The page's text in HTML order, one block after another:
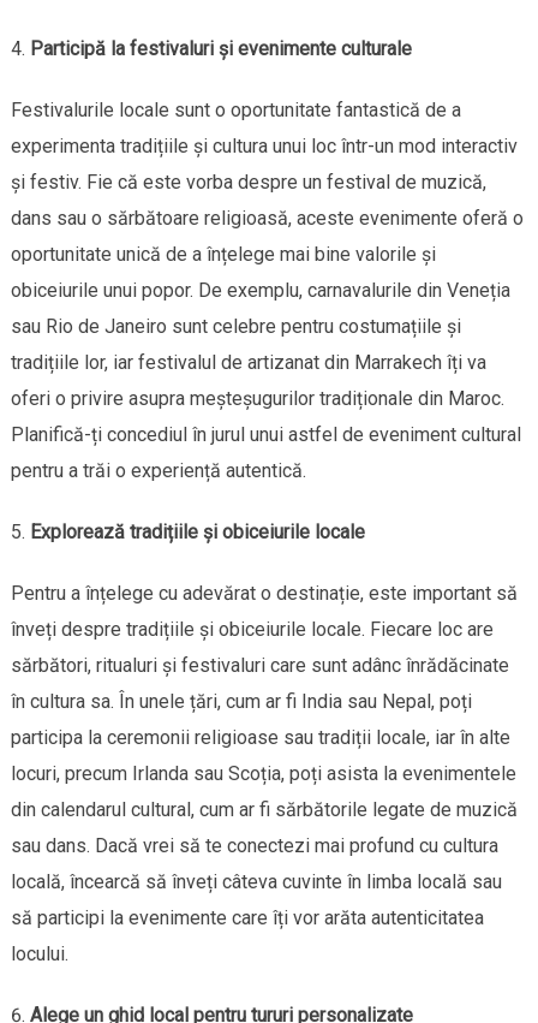
Participă la festivaluri și evenimente culturale
Festivalurile locale sunt o oportunitate fantastică de a
experimenta tradițiile și cultura unui loc într-un mod interactiv
și festiv. Fie că este vorba despre un festival de muzică,
dans sau o sărbătoare religioasă, aceste evenimente oferă o
oportunitate unică de a înțelege mai bine valorile și
obiceiurile unui popor. De exemplu, carnavalurile din Veneția
sau Rio de Janeiro sunt celebre pentru costumațiile și
tradițiile lor, iar festivalul de artizanat din Marrakech îți va
oferi o privire asupra meșteșugurilor tradiționale din Maroc.
Planifică-ți concediul în jurul unui astfel de eveniment cultural
pentru a trăi o experiență autentică.
Explorează tradițiile și obiceiurile locale
Pentru a înțelege cu adevărat o destinație, este important să
înveți despre tradițiile și obiceiurile locale. Fiecare loc are
sărbători, ritualuri și festivaluri care sunt adânc înrădăcinate
în cultura sa. În unele țări, cum ar fi India sau Nepal, poți
participa la ceremonii religioase sau tradiții locale, iar în alte
locuri, precum Irlanda sau Scoția, poți asista la evenimentele
din calendarul cultural, cum ar fi sărbătorile legate de muzică
sau dans. Dacă vrei să te conectezi mai profund cu cultura
locală, încearcă să înveți câteva cuvinte în limba locală sau
să participi la evenimente care îți vor arăta autenticitatea
locului.
Alege un ghid local pentru tururi personalizate